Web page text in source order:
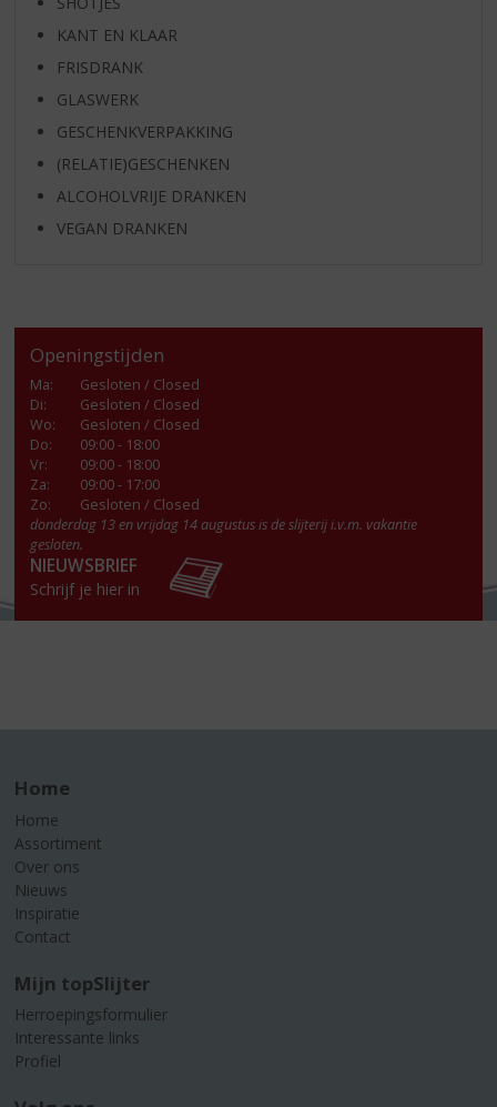
KANT EN KLAAR
FRISDRANK
GLASWERK
GESCHENKVERPAKKING
(RELATIE)GESCHENKEN
ALCOHOLVRIJE DRANKEN
VEGAN DRANKEN
Openingstijden
Ma:
Gesloten / Closed
Di:
Gesloten / Closed
Wo:
Gesloten / Closed
Do:
09:00 - 18:00
Vr:
09:00 - 18:00
Za:
09:00 - 17:00
Zo:
Gesloten / Closed
donderdag 13 en vrijdag 14 augustus is de slijterij i.v.m. vakantie
gesloten.
NIEUWSBRIEF
Schrijf je hier in
Home
Home
Assortiment
Over ons
Nieuws
Inspiratie
Contact
Mijn topSlijter
Herroepingsformulier
Interessante links
Profiel